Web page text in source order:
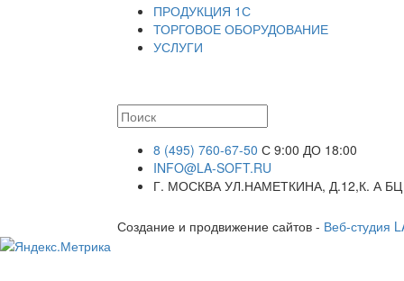
ПРОДУКЦИЯ 1С
ТОРГОВОЕ ОБОРУДОВАНИЕ
УСЛУГИ
8 (495) 760-67-50 С 9:00 ДО 18:00
INFO@LA-SOFT.RU
Г. МОСКВА УЛ.НАМЕТКИНА, Д.12,К. А
Создание и продвижение сайтов - Веб-студия